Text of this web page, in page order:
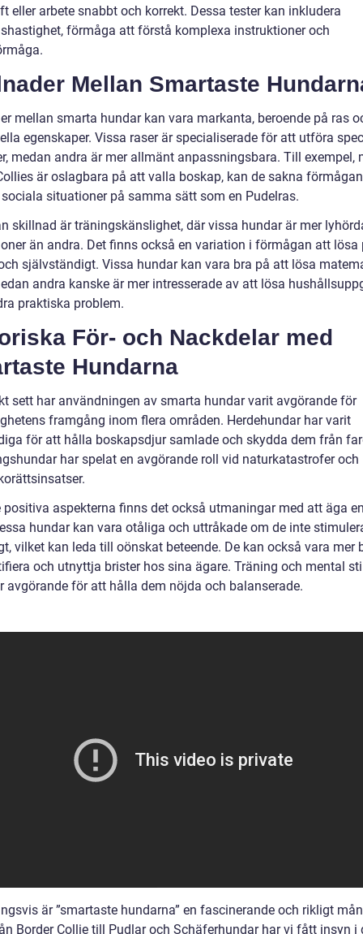
eller arbete snabbt och korrekt. Dessa tester kan inkludera
förmåga att förstå komplexa instruktioner och
Mellan Smartaste
mellan smarta hundar kan vara markanta, beroende på ras
egenskaper. Vissa raser är specialiserade för att utföra
medan andra är mer allmänt anpassningsbara. Till exempel,
är oslagbara på att valla boskap, kan de sakna
situationer på samma sätt som en Pudelras.
skillnad är träningskänslighet, där vissa hundar är mer
än andra. Det finns också en variation i förmågan att lösa
självständigt. Vissa hundar kan vara bra på att lösa
andra kanske är mer intresserade av att lösa
praktiska problem.
För- och Nackdelar med
Hundarna
sett har användningen av smarta hundar varit avgörande för
framgång inom flera områden. Herdehundar har varit
för att hålla boskapsdjur samlade och skydda dem från
har spelat en avgörande roll vid naturkatastrofer och
positiva aspekterna finns det också utmaningar med att äga
hundar kan vara otåliga och uttråkade om de inte
vilket kan leda till oönskat beteende. De kan också vara mer
och utnyttja brister hos sina ägare. Träning och mental
avgörande för att hålla dem nöjda och balanserade.
är ”smartaste hundarna” en fascinerande och rikligt
Border Collie till Pudlar och Schäferhundar har vi fått insyn i